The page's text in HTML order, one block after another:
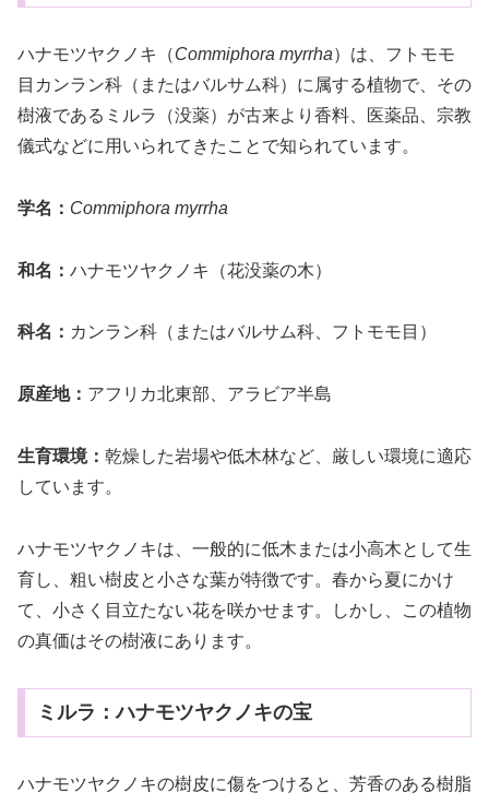
ハナモツヤクノキ（Commiphora myrrha）は、フトモモ
目カンラン科（またはバルサム科）に属する植物で、その
樹液であるミルラ（没薬）が古来より香料、医薬品、宗教
儀式などに用いられてきたことで知られています。
学名： Commiphora myrrha
和名： ハナモツヤクノキ（花没薬の木）
科名： カンラン科（またはバルサム科、フトモモ目）
原産地： アフリカ北東部、アラビア半島
生育環境： 乾燥した岩場や低木林など、厳しい環境に適応
しています。
ハナモツヤクノキは、一般的に低木または小高木として生
育し、粗い樹皮と小さな葉が特徴です。春から夏にかけ
て、小さく目立たない花を咲かせます。しかし、この植物
の真価はその樹液にあります。
ミルラ：ハナモツヤクノキの宝
ハナモツヤクノキの樹皮に傷をつけると、芳香のある樹脂